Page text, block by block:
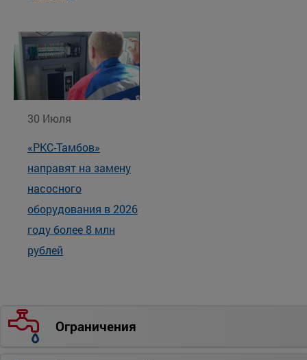
Ограничения
30 Июля
«РКС-Тамбов»
направят на замену
насосного
оборудования в 2026
году более 8 млн
рублей